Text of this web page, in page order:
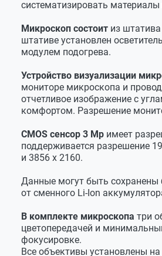
систематизировать материалы
Микроскоп состоит из
штативе установлен
модулем подогрева.
Устройство визуализации
мониторе микроскопа и
отчетливое изображение с
комфортом. Разрешение
CMOS сенсор 3 Мр имеет
поддерживается разрешение
и 3856 х 2160.
Данные могут быть сохранены
от сменного Li-Ion
В комплекте микроскопа три
цветопередачей и
фокусировке.
Все объективы установлены
Механика микроскопа
Фокусировка микроскопа
Предметный столик
Цена деления шкал
Держатель препарата
Модуль подогрева
Точность поддержания
Осветители
Отраженного света
Пипетка пластиковая
Пипетка пластиковая малая
Пробирка пластиковая
Пинцет пластиковый
Салфетка для чистки
Салфетка для чистки
Булавка
Адаптер 5В / 2А
Кабель USB – Type-C
Кейс
Руководство по